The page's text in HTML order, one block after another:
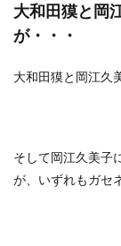
大和田獏と岡
が・・・
大和田獏と岡江久
そして岡江久美子
が、いずれもガセ